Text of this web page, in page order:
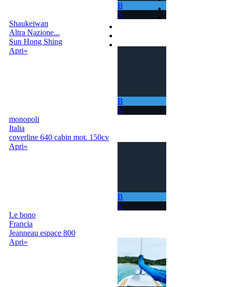
B
V
Shaukeiwan
Altra Nazione...
Sun Hong Shing
Apri»
B
V
monopoli
Italia
coverline 640 cabin mot. 150cv
Apri»
B
V
Le bono
Francia
Jeanneau espace 800
Apri»